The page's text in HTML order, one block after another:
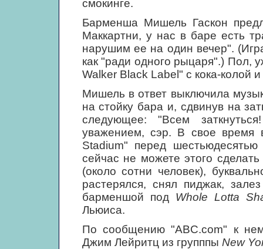
смокинге.
Барменша Мишель Гаскон
Маккартни, у нас в баре есть
нарушим ее на один вечер".
как "ради одного рыцаря".) Пол,
Walker Black Label" с кока-колой
Мишель в ответ выключила
на стойку бара и, сдвинув на
следующее: "Всем
уважением, сэр. В свое время
Stadium" перед
сейчас не можете этого
(около сотни человек),
растерялся, снял пиджак,
барменшой под Whole Lotta
Льюиса.
По сообщению "ABC.com" к
Джим Лейритц из групппы New